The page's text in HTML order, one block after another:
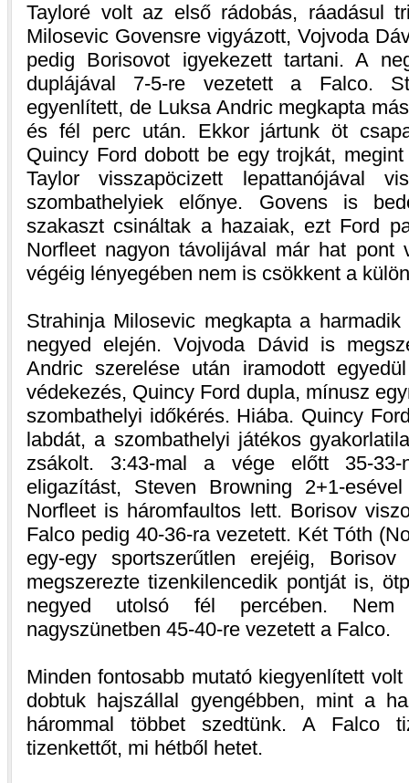
Tayloré volt az első rádobás, ráadásul
Milosevic Govensre vigyázott, Vojvoda
pedig Borisovot igyekezett tartani. A
duplájával 7-5-re vezetett a Falco.
egyenlített, de Luksa Andric megkapta
és fél perc után. Ekkor jártunk öt
Quincy Ford dobott be egy trojkát,
Taylor visszapöcizett lepattanójával
szombathelyiek előnye. Govens is
szakaszt csináltak a hazaiak, ezt Ford
Norfleet nagyon távolijával már hat pont
végéig lényegében nem is csökkent a
Strahinja Milosevic megkapta a
negyed elején. Vojvoda Dávid is
Andric szerelése után iramodott
védekezés, Quincy Ford dupla, mínusz
szombathelyi időkérés. Hiába. Quincy
labdát, a szombathelyi játékos
zsákolt. 3:43-mal a vége előtt 35-
eligazítást, Steven Browning 2+1-
Norfleet is háromfaultos lett. Borisov
Falco pedig 40-36-ra vezetett. Két Tóth
egy-egy sportszerűtlen erejéig,
megszerezte tizenkilencedik pontját is,
negyed utolsó fél percében. Nem
nagyszünetben 45-40-re vezetett a Falco.
Minden fontosabb mutató kiegyenlített
dobtuk hajszállal gyengébben, mint a
hárommal többet szedtünk. A Falco
tizenkettőt, mi hétből hetet.